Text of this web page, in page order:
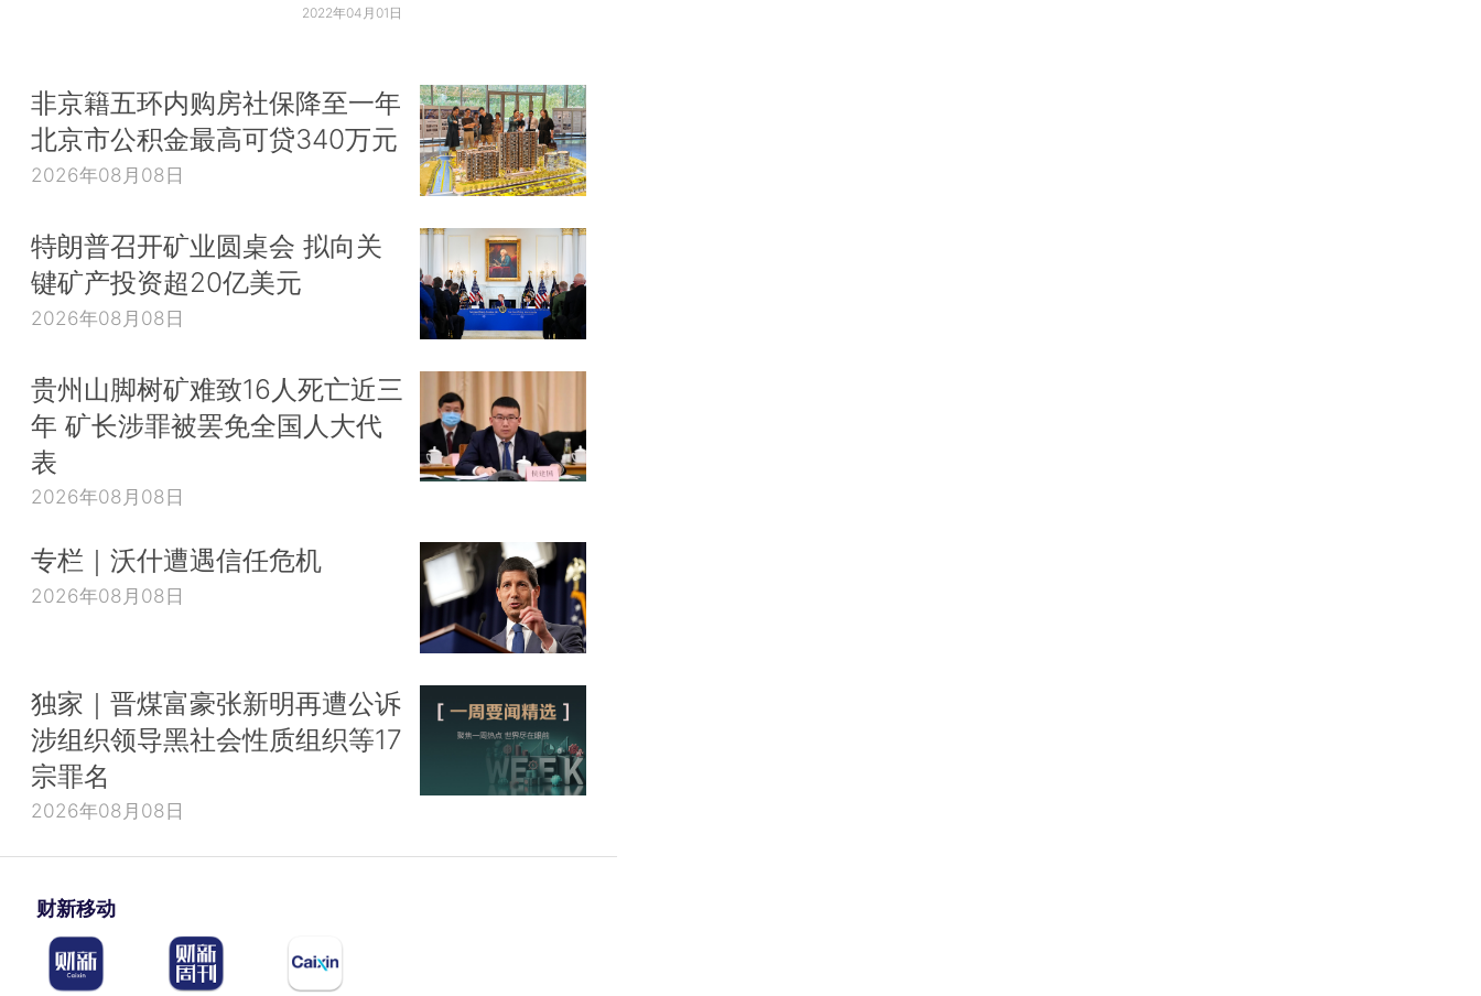
2022年04月01日
非京籍五环内购房社保降至一年
北京市公积金最高可贷340万元
2026年08月08日
特朗普召开矿业圆桌会 拟向关
键矿产投资超20亿美元
2026年08月08日
贵州山脚树矿难致16人死亡近三
年 矿长涉罪被罢免全国人大代
表
2026年08月08日
专栏｜沃什遭遇信任危机
2026年08月08日
独家｜晋煤富豪张新明再遭公诉
涉组织领导黑社会性质组织等17
宗罪名
2026年08月08日
财新移动